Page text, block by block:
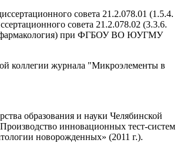
совета 21.2.078.01 (1.5.4.
совета 21.2.078.02 (3.3.6.
фармакология) при ФГБОУ ВО ЮУГМУ
коллегии журнала "Микроэлементы в
образования и науки Челябинской
инновационных тест-систем
новорожденных» (2011 г.).